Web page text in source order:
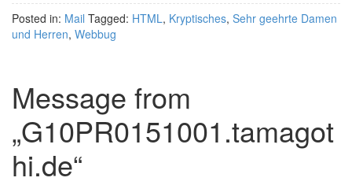
Posted in: Mail Tagged: HTML, Kryptisches, Sehr geehrte Damen
und Herren, Webbug
Message from
„G10PR0151001.tamagot
hi.de“